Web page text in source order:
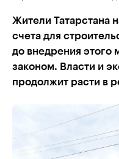
Жители Татарстана
счета для
до внедрения
законом. Власти и
продолжит расти в